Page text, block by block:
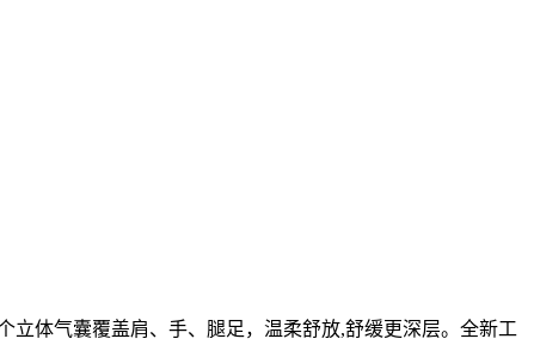
立体气囊覆盖肩、手、腿足，温柔舒放,舒缓更深层。全新工